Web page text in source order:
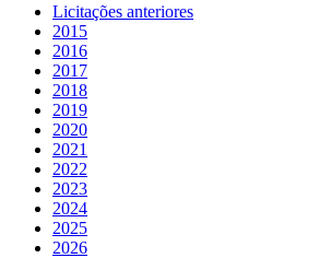
Licitações anteriores
2015
2016
2017
2018
2019
2020
2021
2022
2023
2024
2025
2026